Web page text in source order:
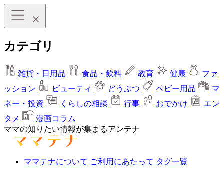
カテゴリ
雑貨・日用品 食品・飲料 教育 健康
ファ
ッション
ビューティ どうぶつ ベビー用品
マ
ネー・投資
くらしの相談 行事 おでかけ
エン
タメ
漫画コラム
ママの知りたい情報が集まるアンテナ
ママテナについて ご利用にあたって タグ一覧